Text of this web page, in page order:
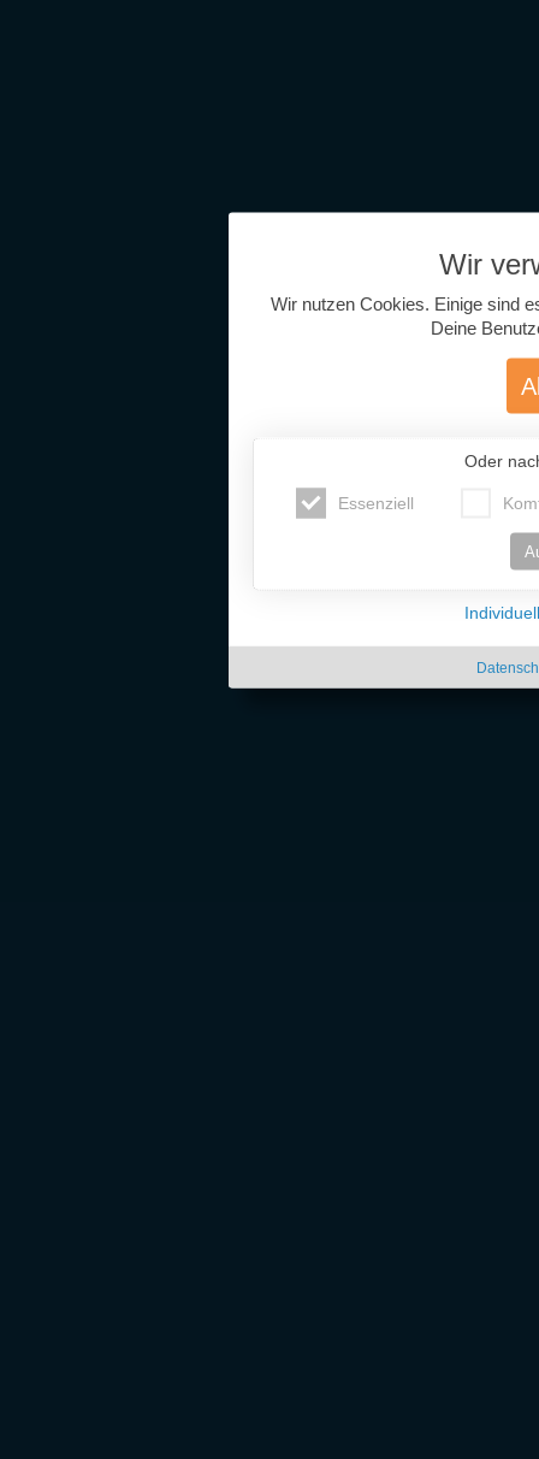
Wir
Wir nutzen Cookies. Einige sind
Deine
Oder
Essenziell